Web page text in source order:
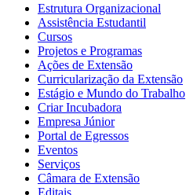
Estrutura Organizacional
Assistência Estudantil
Cursos
Projetos e Programas
Ações de Extensão
Curricularização da Extensão
Estágio e Mundo do Trabalho
Criar Incubadora
Empresa Júnior
Portal de Egressos
Eventos
Serviços
Câmara de Extensão
Editais